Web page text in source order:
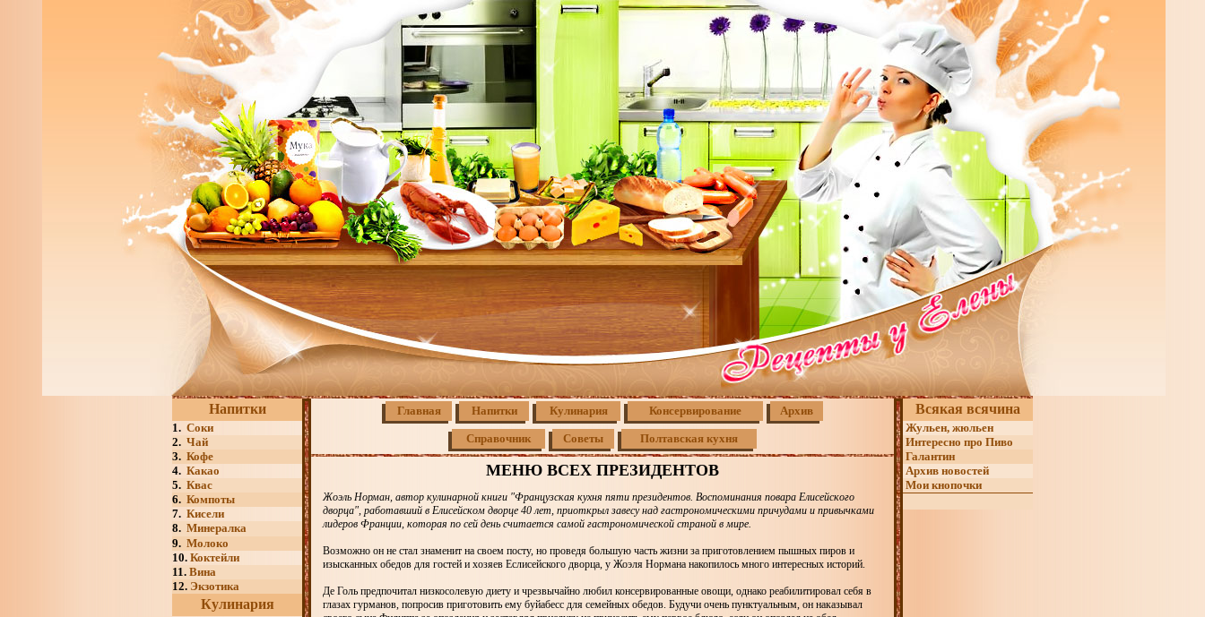
Напитки
1. Соки
2. Чай
3. Кофе
4. Какао
5. Квас
6. Компоты
7. Кисели
8. Минералка
9. Молоко
10. Коктейли
11. Вина
12. Экзотика
Кулинария
Главная Напитки Кулинария Консервирование Архив
Справочник Советы Полтавская кухня
МЕНЮ ВСЕХ ПРЕЗИДЕНТОВ
Жоэль Норман, автор кулинарной книги "Французская кухня пяти президентов. Воспоминания повара Елисейского
дворца", работавший в Елисейском дворце 40 лет, приоткрыл завесу над гастрономическими причудами и привычками
лидеров Франции, которая по сей день считается самой гастрономической страной в мире.
Возможно он не стал знаменит на своем посту, но проведя большую часть жизни за приготовлением пышных пиров и
изысканных обедов для гостей и хозяев Еслисейского дворца, у Жоэля Нормана накопилось много интересных историй.
Де Голь предпочитал низкосолевую диету и чрезвычайно любил консервированные овощи, однако реабилитировал себя в
глазах гурманов, попросив приготовить ему буйабесс для семейных обедов. Будучи очень пунктуальным, он наказывал
Всякая всячина
Жульен, жюльен
Интересно про Пиво
Галантин
Архив новостей
Мои кнопочки